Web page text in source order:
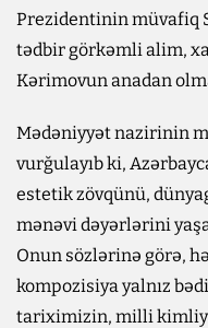
Prezidentinin müvafiq
tədbir görkəmli alim,
Kərimovun anadan
Mədəniyyət nazirinin
vurğulayıb ki,
estetik zövqünü,
mənəvi dəyərlərini
Onun sözlərinə görə,
kompozisiya yalnız
tariximizin, milli